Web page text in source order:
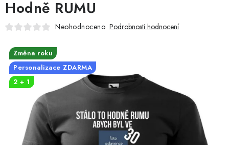
PRO PÁRY
VLASTNÍ MOTIV
MIKINY
Hodně RUMU
Neohodnoceno Podrobnosti hodnocení
Změna roku
Personalizace ZDARMA
2 + 1